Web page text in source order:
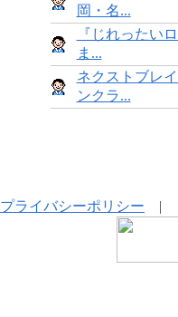
岡・名...
『じれったい
ま...
ネクストブレ
ンクラ...
プライバシーポリシー